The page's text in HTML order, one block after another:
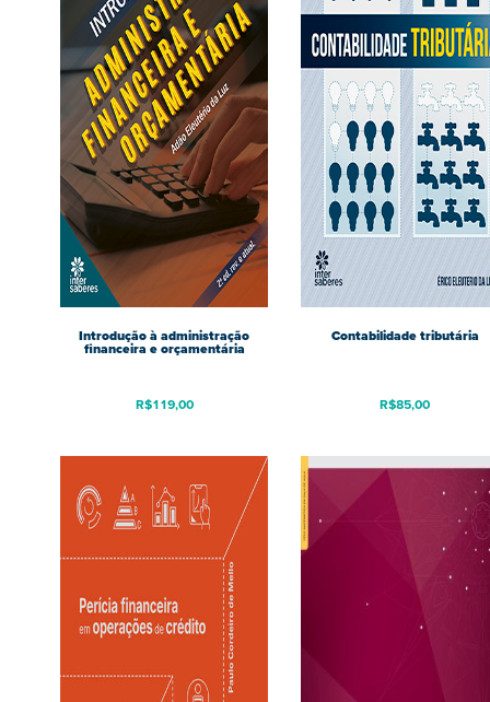
Introdução à administração
financeira e orçamentária
R$119,00
Contabilidade tributária
R$85,00